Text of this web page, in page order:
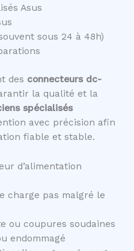
Asus
sous 24 à 48h)
des connecteurs dc-
la qualité et la
spécialisés
avec précision afin
fiable et stable.
d’alimentation
charge pas malgré le
ou coupures soudaines
endommagé